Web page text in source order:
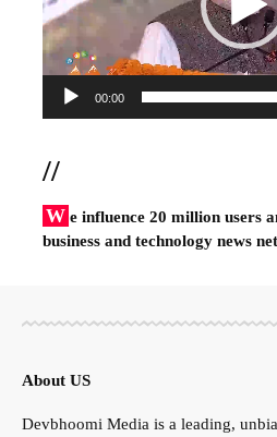
00:00
//
W e influence 20 million users
business and technology news
About US
Devbhoomi Media is a leading,